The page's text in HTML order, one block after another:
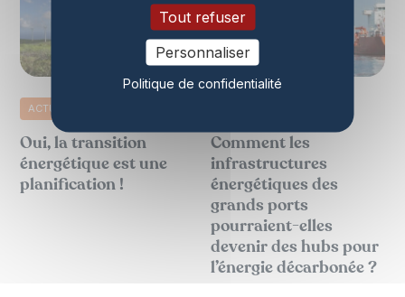
ACTUALITÉ
Oui, la transition
énergétique est une
planification !
Comment les
infrastructures
énergétiques des
grands ports
pourraient-elles
devenir des hubs pour
l’énergie décarbonée ?
Tout refuser
Personnaliser
Politique de confidentialité